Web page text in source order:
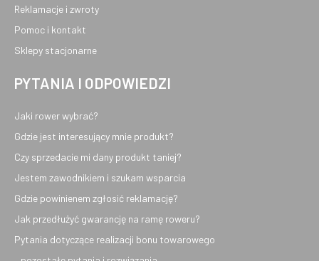
Reklamacje i zwroty
Pomoc i kontakt
Sklepy stacjonarne
PYTANIA I ODPOWIEDZI
Jaki rower wybrać?
Gdzie jest interesujący mnie produkt?
Czy sprzedacie mi dany produkt taniej?
Jestem zawodnikiem i szukam wsparcia
Gdzie powinienem zgłosić reklamację?
Jak przedłużyć gwarancję na ramę roweru?
Pytania dotyczące realizacji bonu towarowego